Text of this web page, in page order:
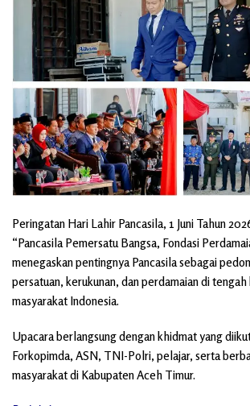
Peringatan Hari Lahir Pancasila, 1 Juni Tahun
“Pancasila Pemersatu Bangsa, Fondasi
menegaskan pentingnya Pancasila sebagai
persatuan, kerukunan, dan perdamaian di
masyarakat Indonesia.
Upacara berlangsung dengan khidmat yang
Forkopimda, ASN, TNI-Polri, pelajar, serta
masyarakat di Kabupaten Aceh Timur.